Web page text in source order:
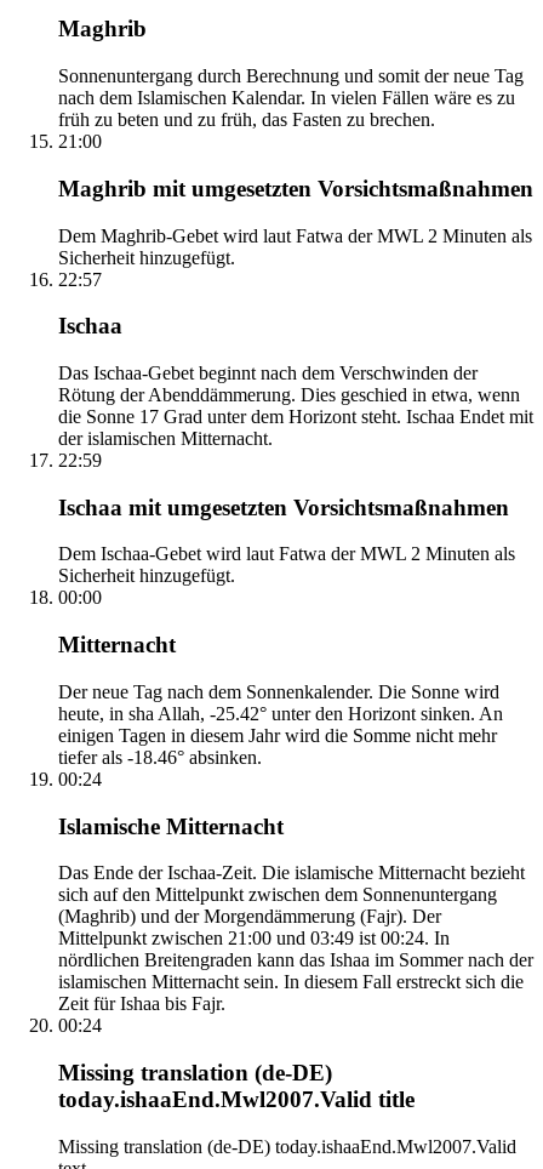
Maghrib
Sonnenuntergang durch Berechnung und somit der neue Tag
nach dem Islamischen Kalendar. In vielen Fällen wäre es zu
früh zu beten und zu früh, das Fasten zu brechen.
21:00
Maghrib mit umgesetzten Vorsichtsmaßnahmen
Dem Maghrib-Gebet wird laut Fatwa der MWL 2 Minuten als
Sicherheit hinzugefügt.
22:57
Ischaa
Das Ischaa-Gebet beginnt nach dem Verschwinden der
Rötung der Abenddämmerung. Dies geschied in etwa, wenn
die Sonne 17 Grad unter dem Horizont steht. Ischaa Endet mit
der islamischen Mitternacht.
22:59
Ischaa mit umgesetzten Vorsichtsmaßnahmen
Dem Ischaa-Gebet wird laut Fatwa der MWL 2 Minuten als
Sicherheit hinzugefügt.
00:00
Mitternacht
Der neue Tag nach dem Sonnenkalender. Die Sonne wird
heute, in sha Allah, -25.42° unter den Horizont sinken. An
einigen Tagen in diesem Jahr wird die Somme nicht mehr
tiefer als -18.46° absinken.
00:24
Islamische Mitternacht
Das Ende der Ischaa-Zeit. Die islamische Mitternacht bezieht
sich auf den Mittelpunkt zwischen dem Sonnenuntergang
(Maghrib) und der Morgendämmerung (Fajr). Der
Mittelpunkt zwischen 21:00 und 03:49 ist 00:24. In
nördlichen Breitengraden kann das Ishaa im Sommer nach der
islamischen Mitternacht sein. In diesem Fall erstreckt sich die
Zeit für Ishaa bis Fajr.
00:24
Missing translation (de-DE)
today.ishaaEnd.Mwl2007.Valid title
Missing translation (de-DE) today.ishaaEnd.Mwl2007.Valid